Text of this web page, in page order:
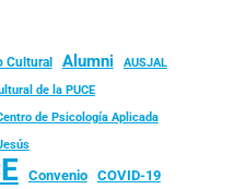
Cultural Alumni
AUSJAL
de la PUCE
de Psicología Aplicada
Convenio
COVID-19